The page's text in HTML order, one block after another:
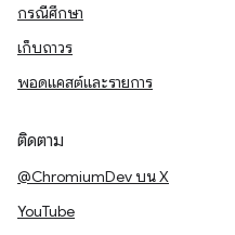
กรณีศึกษา
เก็บถาวร
พอดแคสต์และรายการ
ติดตาม
@ChromiumDev บน X
YouTube